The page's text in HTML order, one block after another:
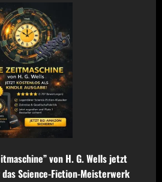
von H. G. Wells jetzt
Science-Fiction-Meisterwerk